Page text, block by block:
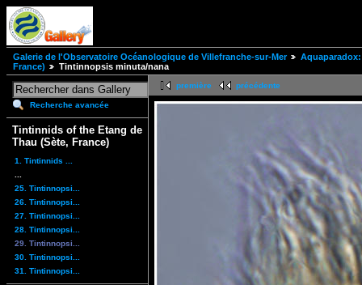
Galerie de l'Observatoire Océanologique de Villefranche-sur-Mer
France)
Tintinnopsis minuta/nana
Recherche avancée
Tintinnids of the Etang de
Thau (Sète, France)
1. Tintinnids ...
25. Tintinnopsi...
26. Tintinnopsi...
27. Tintinnopsi...
28. Tintinnopsi...
29. Tintinnopsi...
30. Tintinnopsi...
31. Tintinnopsi...
première précédente